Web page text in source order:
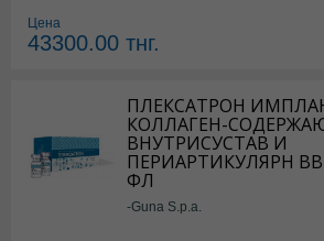
Цена
43300.00 тнг.
ПЛЕКСАТРОН
КОЛЛАГЕН-
ВНУТРИСУСТАВ И
ПЕРИАРТИКУЛЯРН
ФЛ
-Guna S.p.a.